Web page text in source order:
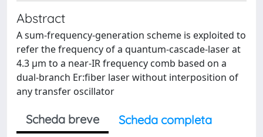
Abstract
A sum-frequency-generation scheme is exploited to
refer the frequency of a quantum-cascade-laser at
4.3 μm to a near-IR frequency comb based on a
dual-branch Er:fiber laser without interposition of
any transfer oscillator
Scheda breve
Scheda completa